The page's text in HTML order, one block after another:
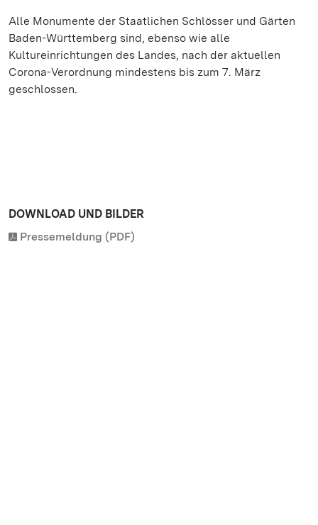
Alle Monumente der Staatlichen Schlösser und Gärten
Baden-Württemberg sind, ebenso wie alle
Kultureinrichtungen des Landes, nach der aktuellen
Corona-Verordnung mindestens bis zum 7. März
geschlossen.
DOWNLOAD UND BILDER
Pressemeldung (PDF)